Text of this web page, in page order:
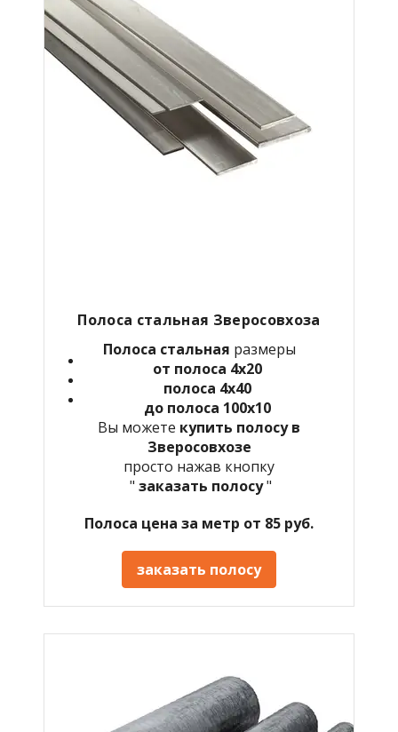
Полоса стальная Зверосовхоза
Полоса стальная размеры
от полоса 4х20
полоса 4х40
до полоса 100х10
Вы можете купить полосу в
Зверосовхозе
просто нажав кнопку
" заказать полосу"
Полоса цена за метр от 85 руб.
заказать полосу